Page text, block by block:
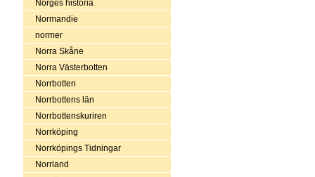
Norges historia
Normandie
normer
Norra Skåne
Norra Västerbotten
Norrbotten
Norrbottens län
Norrbottenskuriren
Norrköping
Norrköpings Tidningar
Norrland